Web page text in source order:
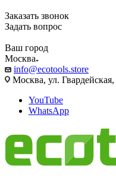
Заказать звонок
Задать вопрос
Ваш город
Москва
info@ecotools.store
Москва, ул.
YouTube
WhatsApp